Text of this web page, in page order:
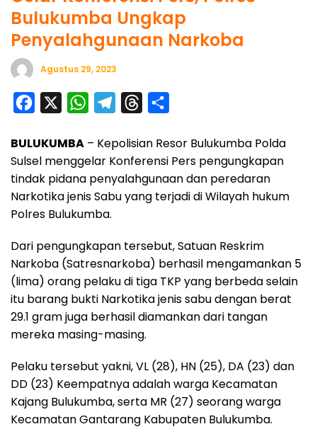
Bulukumba Ungkap
Penyalahgunaan Narkoba
Agustus 29, 2023
c
e
b
o
k
W
a
t
s
A
p
l
e
g
m
r
e
a
d
a
r
e
BULUKUMBA – Kepolisian Resor Bulukumba Polda
Sulsel menggelar Konferensi Pers pengungkapan
tindak pidana penyalahgunaan dan peredaran
Narkotika jenis Sabu yang terjadi di Wilayah hukum
Polres Bulukumba.
Dari pengungkapan tersebut, Satuan Reskrim
Narkoba (Satresnarkoba) berhasil mengamankan 5
(lima) orang pelaku di tiga TKP yang berbeda selain
itu barang bukti Narkotika jenis sabu dengan berat
29.1 gram juga berhasil diamankan dari tangan
mereka masing-masing.
Pelaku tersebut yakni, VL (28), HN (25), DA (23) dan
DD (23) Keempatnya adalah warga Kecamatan
Kajang Bulukumba, serta MR (27) seorang warga
Kecamatan Gantarang Kabupaten Bulukumba.